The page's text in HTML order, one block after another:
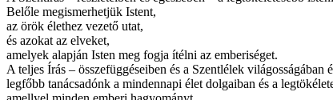
Belőle megismerhetjük Istent,
az örök élethez vezető utat,
és azokat az elveket,
amelyek alapján Isten meg fogja ítélni az emberiséget.
A teljes Írás – összefüggéseiben és a Szentlélek
legfőbb tanácsadónk a mindennapi élet dolgaiban és a